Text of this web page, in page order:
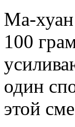
Ма-хуан
100
один
этой